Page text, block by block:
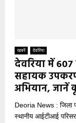
खबरें देवरिया
देवरिया में 607
सहायक
अभियान, जानें
Deoria News : जिला
स्थानीय आईटीआई